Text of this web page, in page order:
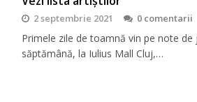
2 septembrie 2021 0 comentarii
Primele zile de toamnă vin pe note de
săptămână, la Iulius Mall Cluj,…